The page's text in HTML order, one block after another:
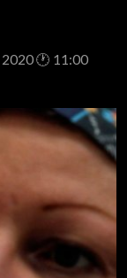
🕐 11:00